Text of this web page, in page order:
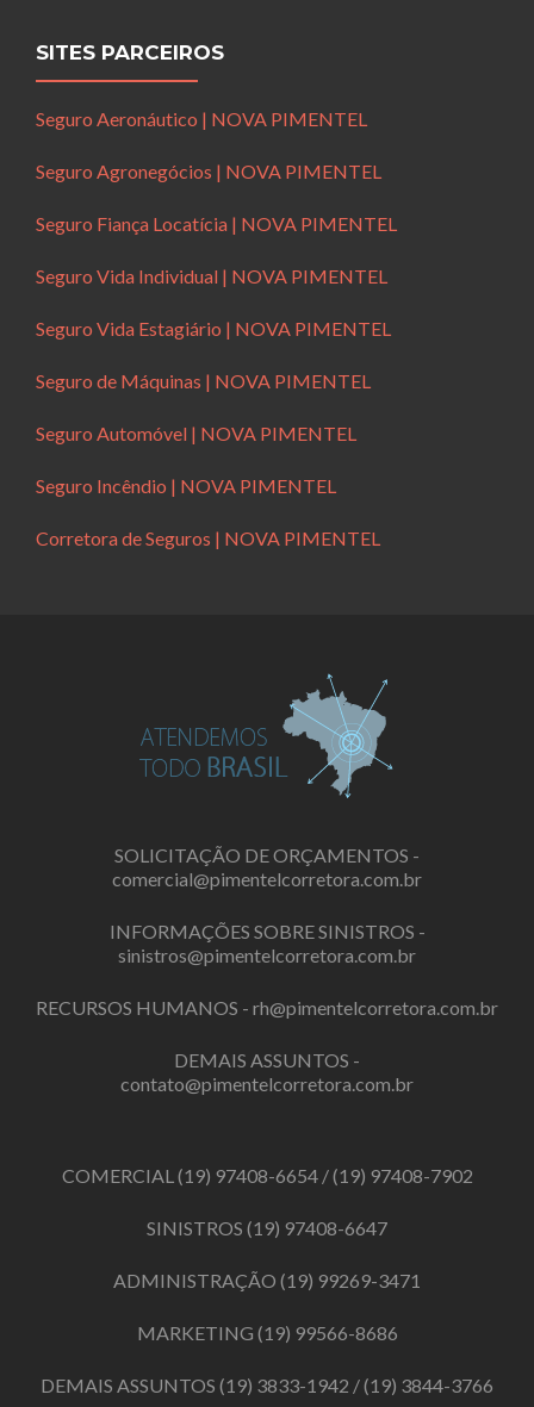
SITES PARCEIROS
Seguro Aeronáutico | NOVA PIMENTEL
Seguro Agronegócios | NOVA PIMENTEL
Seguro Fiança Locatícia | NOVA PIMENTEL
Seguro Vida Individual | NOVA PIMENTEL
Seguro Vida Estagiário | NOVA PIMENTEL
Seguro de Máquinas | NOVA PIMENTEL
Seguro Automóvel | NOVA PIMENTEL
Seguro Incêndio | NOVA PIMENTEL
Corretora de Seguros | NOVA PIMENTEL
SOLICITAÇÃO DE ORÇAMENTOS -
comercial@pimentelcorretora.com.br
INFORMAÇÕES SOBRE SINISTROS -
sinistros@pimentelcorretora.com.br
RECURSOS HUMANOS - rh@pimentelcorretora.com.br
DEMAIS ASSUNTOS -
contato@pimentelcorretora.com.br
COMERCIAL(19) 97408-6654/(19) 97408-7902
SINISTROS (19) 97408-6647
ADMINISTRAÇÃO (19) 99269-3471
MARKETING (19) 99566-8686
DEMAIS ASSUNTOS (19) 3833-1942 /(19) 3844-3766